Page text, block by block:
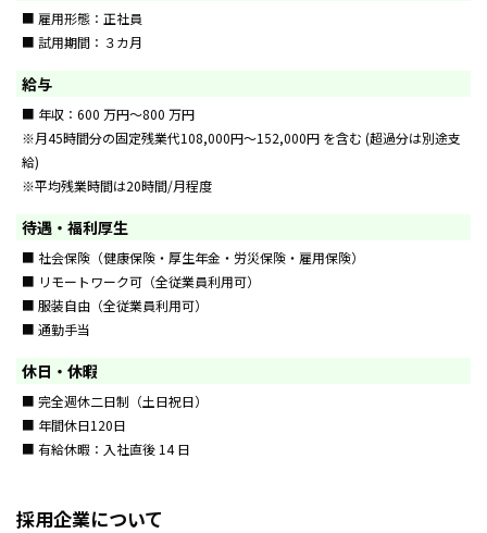
■ 雇用形態：正社員
■ 試用期間：３カ月
給与
■ 年収：600 万円～800 万円
※月45時間分の固定残業代108,000円～152,000円 を含む (超過分は別途支
給)
※平均残業時間は20時間/月程度
待遇・福利厚生
■ 社会保険（健康保険・厚生年金・労災保険・雇用保険）
■ リモートワーク可（全従業員利用可）
■ 服装自由（全従業員利用可）
■ 通勤手当
休日・休暇
■ 完全週休二日制（土日祝日）
■ 年間休日120日
■ 有給休暇：入社直後 14 日
採用企業について